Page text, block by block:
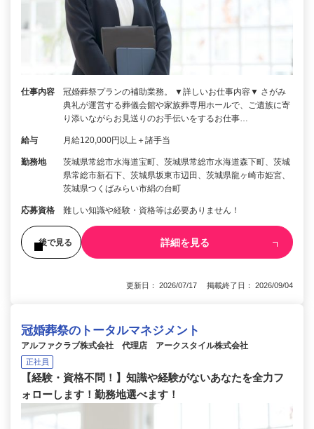
仕事内容
冠婚葬祭プランの補助業務。 ▼詳しいお仕事内容▼ さがみ
典礼が運営する葬儀会館や家族葬専用ホールで、ご遺族に寄
り添いながらお見送りのお手伝いをするお仕事…
給与 月給120,000円以上＋諸手当
勤務地
茨城県常総市水海道宝町、茨城県常総市水海道森下町、茨城
県常総市新石下、茨城県坂東市辺田、茨城県龍ヶ崎市姫宮、
茨城県つくばみらい市絹の台町
応募資格 難しい知識や経験・資格等は必要ありません！
後で見る 詳細を見る
更新日： 2026/07/17 掲載終了日： 2026/09/04
冠婚葬祭のトータルマネジメント
アルファクラブ株式会社 代理店 アークスタイル株式会社
正社員
【経験・資格不問！】知識や経験がないあなたを全力フ
ォローします！勤務地選べます！